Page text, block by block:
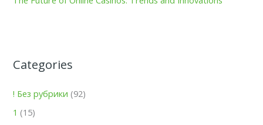
Categories
! Без рубрики (92)
1 (15)